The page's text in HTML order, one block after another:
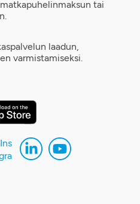
tai
laadun,
varmistamiseksi.